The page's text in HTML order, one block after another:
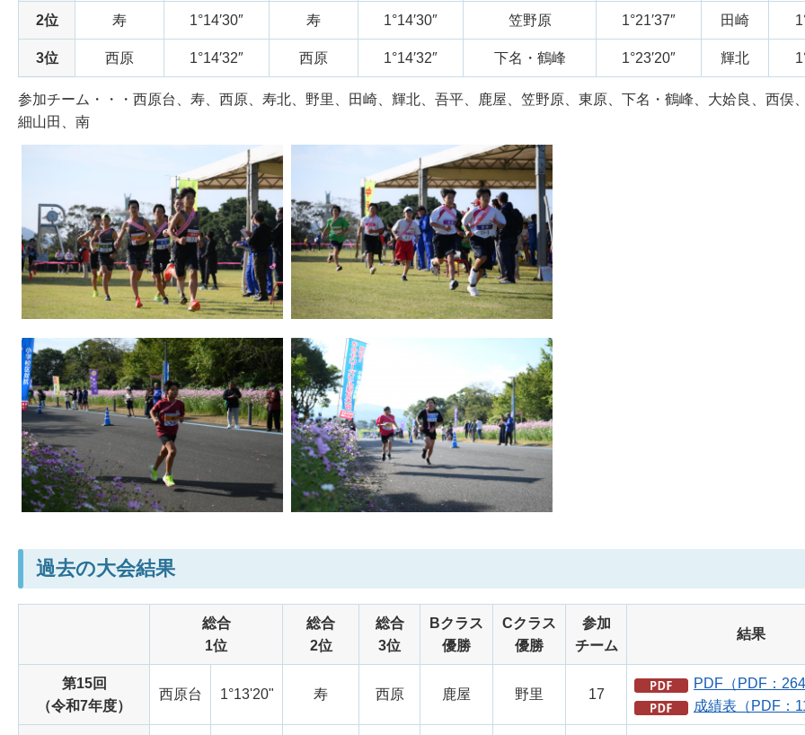
2位 寿 1°14′30″ 寿 1°14′30″ 笠野原 1°21′37″ 田崎
3位 西原 1°14′32″ 西原 1°14′32″ 下名・鶴峰 1°23′20″ 輝北
参加チーム・・・西原台、寿、西原、寿北、野里、田崎、輝北、吾平、鹿屋、笠野原、東原、下名・鶴峰、大姶良、西俣
細山田、南
過去の大会結果
総合
1位
総合
2位
総合
3位
Bクラス
優勝
Cクラス
優勝
参加
チーム
結果
第15回
（令和7年度）
西原台 1°13'20" 寿 西原 鹿屋 野里 17
PDF（PDF：
成績表（PDF：